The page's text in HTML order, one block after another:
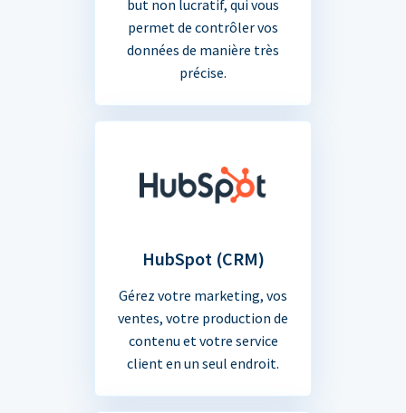
but non lucratif, qui vous
permet de contrôler vos
données de manière très
précise.
HubSpot (CRM)
Gérez votre marketing, vos
ventes, votre production de
contenu et votre service
client en un seul endroit.